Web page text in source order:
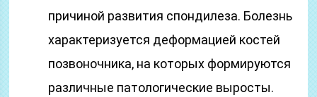
причиной развития спондилеза. Болезнь
характеризуется деформацией костей
позвоночника, на которых формируются
различные патологические выросты.